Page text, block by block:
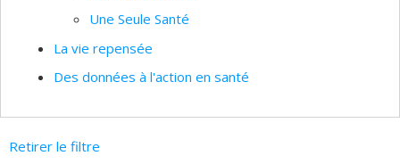
Une Seule Santé
La vie repensée
Des données à l'action en santé
Retirer le filtre